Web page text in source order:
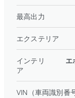
最高出力
エクステリア
インテリ
ア
エ
VIN（車両識別番